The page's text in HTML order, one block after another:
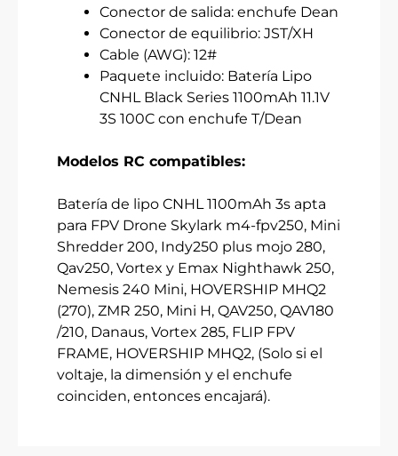
Conector de salida: enchufe Dean
Conector de equilibrio: JST/XH
Cable (AWG): 12#
Paquete incluido: Batería Lipo
CNHL Black Series 1100mAh 11.1V
3S 100C con enchufe T/Dean
Modelos RC compatibles:
Batería de lipo CNHL 1100mAh 3s apta
para FPV Drone Skylark m4-fpv250, Mini
Shredder 200, Indy250 plus mojo 280,
Qav250, Vortex y Emax Nighthawk 250,
Nemesis 240 Mini, HOVERSHIP MHQ2
(270), ZMR 250, Mini H, QAV250, QAV180
/210, Danaus, Vortex 285, FLIP FPV
FRAME, HOVERSHIP MHQ2, (Solo si el
voltaje, la dimensión y el enchufe
coinciden, entonces encajará).